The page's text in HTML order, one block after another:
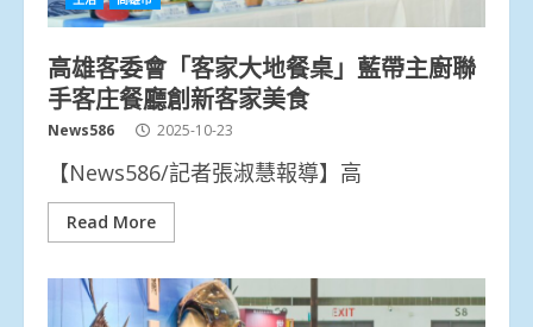
高雄客委會「客家大地餐桌」藍帶主廚聯
手客庄餐廳創新客家美食
News586 2025-10-23
【News586/記者張淑慧報導】高
Read More